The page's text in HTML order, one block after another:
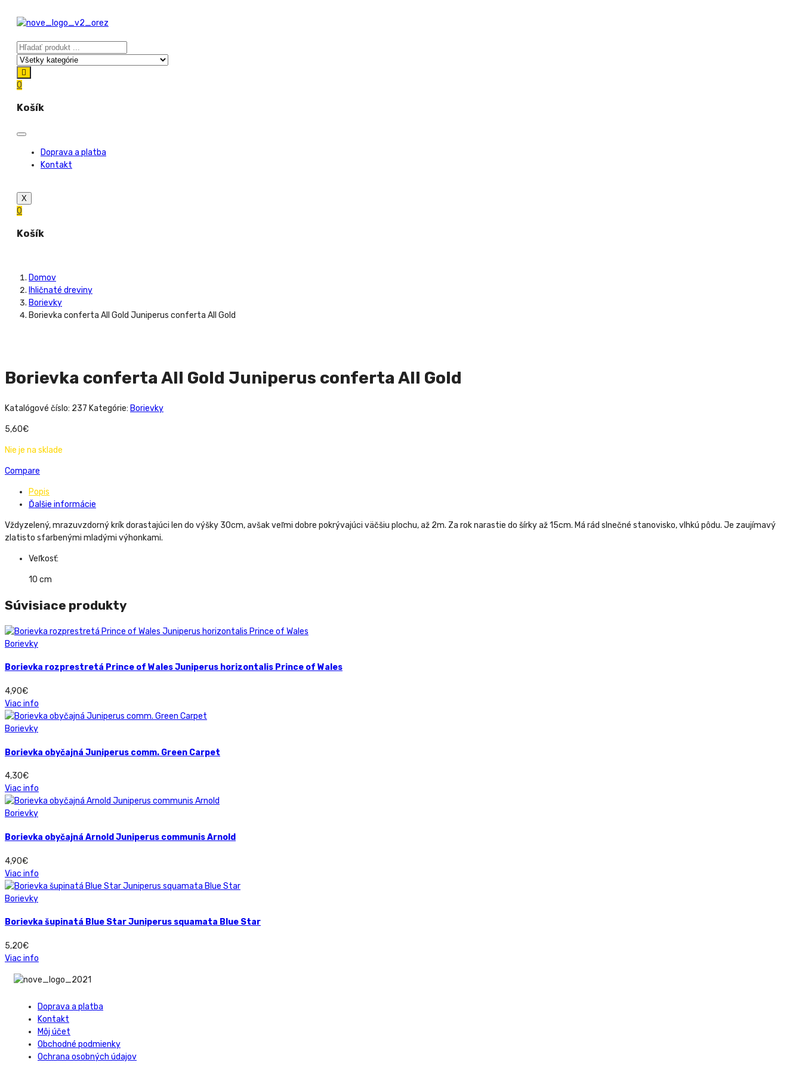
0
Košík
Doprava a platba
Kontakt
X
0
Košík
Domov
Ihličnaté dreviny
Borievky
Borievka conferta All Gold Juniperus conferta All Gold
Borievka conferta All Gold Juniperus conferta All Gold
Katalógové číslo: 237 Kategórie: Borievky
5,60€
Nie je na sklade
Compare
Popis
Ďalšie informácie
Vždyzelený, mrazuvzdorný krík dorastajúci len do výšky 30cm, avšak veľmi dobre pokrývajúci väčšiu plochu, až 2m. Za rok narastie do šírky až 15cm. Má rád slnečné stanovisko, vlhkú pôdu. Je zaujímavý
zlatisto sfarbenými mladými výhonkami.
Veľkosť:
10 cm
Súvisiace produkty
Borievky
Borievka rozprestretá Prince of Wales Juniperus horizontalis Prince of Wales
4,90€
Viac info
Borievky
Borievka obyčajná Juniperus comm. Green Carpet
4,30€
Viac info
Borievky
Borievka obyčajná Arnold Juniperus communis Arnold
4,90€
Viac info
Borievky
Borievka šupinatá Blue Star Juniperus squamata Blue Star
5,20€
Viac info
Doprava a platba
Kontakt
Môj účet
Obchodné podmienky
Ochrana osobných údajov